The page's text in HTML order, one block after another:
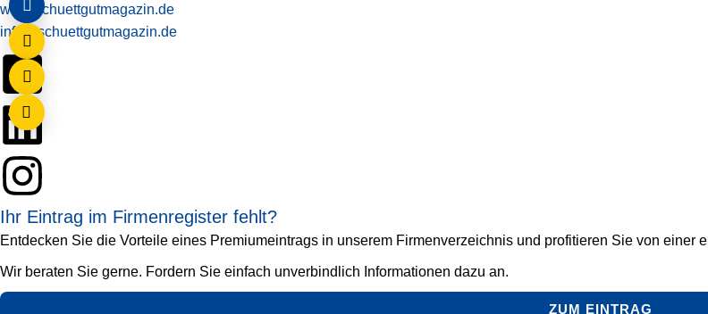
www.schuettgutmagazin.de
info@schuettgutmagazin.de
Ihr Eintrag im Firmenregister fehlt?
Entdecken Sie die Vorteile eines Premiumeintrags in unserem Firmenverzeichnis und profitieren Sie von einer
Wir beraten Sie gerne. Fordern Sie einfach unverbindlich Informationen dazu an.
ZUM EINTRAG